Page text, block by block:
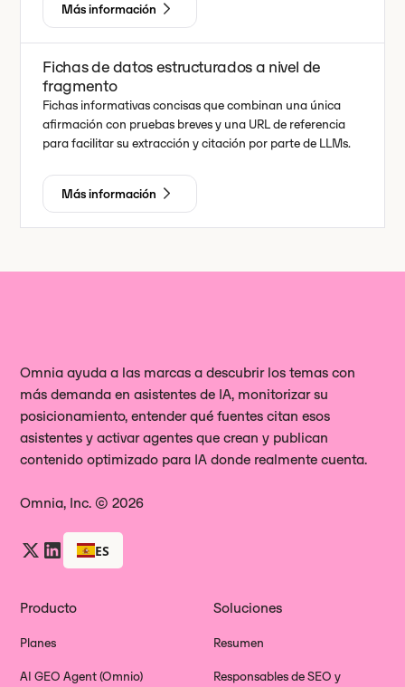
Más información
Fichas de datos estructurados a nivel de
fragmento
Fichas informativas concisas que combinan una única
afirmación con pruebas breves y una URL de referencia
para facilitar su extracción y citación por parte de LLMs.
Más información
Omnia ayuda a las marcas a descubrir los temas con
más demanda en asistentes de IA, monitorizar su
posicionamiento, entender qué fuentes citan esos
asistentes y activar agentes que crean y publican
contenido optimizado para IA donde realmente cuenta.
Omnia, Inc. © 2026
ES
Producto
Planes
AI GEO Agent (Omnio)
Soluciones
Resumen
Responsables de SEO y